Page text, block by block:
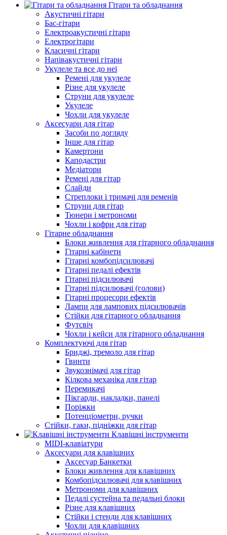
Гітари та обладнання
Акустичні гітари
Бас-гітари
Електроакустичні гітари
Електрогітари
Класичні гітари
Напівакустичні гітари
Укулеле та все до неї
Ремені для укулеле
Різне для укулеле
Струни для укулеле
Укулеле
Чохли для укулеле
Аксесуари для гітар
Засоби по догляду
Інше для гітар
Камертони
Каподастри
Медіатори
Ремені для гітар
Слайди
Стреплоки і тримачі для ременів
Струни для гітар
Тюнери і метрономи
Чохли і кофри для гітар
Гітарне обладнання
Блоки живлення для гітарного обладнання
Гітарні кабінети
Гітарні комбопідсилювачі
Гітарні педалі ефектів
Гітарні підсилювачі
Гітарні підсилювачі (голови)
Гітарні процесори ефектів
Лампи для лампових підсилювачів
Стійки для гітарного обладнання
Футсвіч
Чохли і кейси для гітарного обладнання
Комплектуючі для гітар
Бриджі, тремоло для гітар
Гвинти
Звукознімачі для гітар
Кілкова механіка для гітар
Перемикачі
Пікгарди, накладки, панелі
Поріжки
Потенціометри, ручки
Стійки, гаки, підніжки для гітар
Клавішні інструменти
MIDI-клавіатури
Аксесуари для клавішних
Аксесуар Банкетки
Блоки живлення для клавішних
Комбопідсилювачі для клавішних
Метрономи для клавішних
Педалі сустейна та педальні блоки
Різне для клавішних
Стійки і стенди для клавішних
Чохли для клавішних